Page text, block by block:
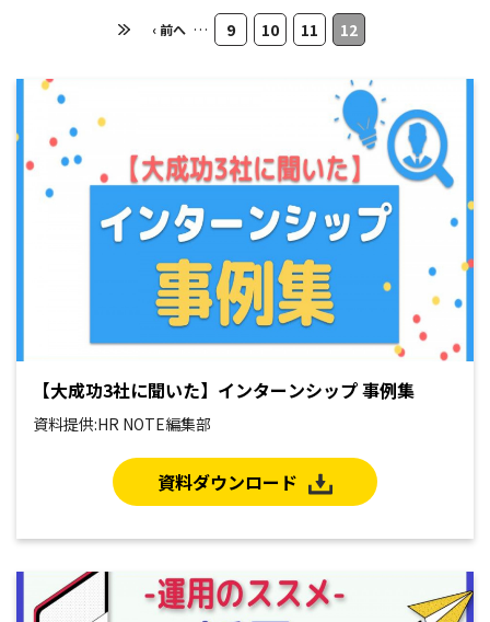
‹ 前へ … 9 10 11 12
【大成功3社に聞いた】インターンシップ 事例集
資料提供:HR NOTE編集部
資料ダウンロード